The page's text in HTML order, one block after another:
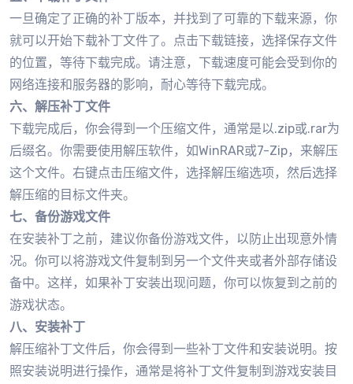
一旦确定了正确的补丁版本，并找到了可靠的下载来源，你
就可以开始下载补丁文件了。点击下载链接，选择保存文件
的位置，等待下载完成。请注意，下载速度可能会受到你的
网络连接和服务器的影响，耐心等待下载完成。
六、解压补丁文件
下载完成后，你会得到一个压缩文件，通常是以.zip或.rar为
后缀名。你需要使用解压软件，如WinRAR或7-Zip，来解压
这个文件。右键点击压缩文件，选择解压缩选项，然后选择
解压缩的目标文件夹。
七、备份游戏文件
在安装补丁之前，建议你备份游戏文件，以防止出现意外情
况。你可以将游戏文件复制到另一个文件夹或者外部存储设
备中。这样，如果补丁安装出现问题，你可以恢复到之前的
游戏状态。
八、安装补丁
解压缩补丁文件后，你会得到一些补丁文件和安装说明。按
照安装说明进行操作，通常是将补丁文件复制到游戏安装目